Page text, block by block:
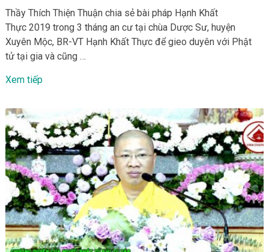
Thầy Thích Thiện Thuận chia sẻ bài pháp Hạnh Khất
Thực 2019 trong 3 tháng an cư tại chùa Dược Sư, huyện
Xuyên Mộc, BR-VT Hạnh Khất Thực để gieo duyên với Phật
tử tại gia và cũng …
Xem tiếp